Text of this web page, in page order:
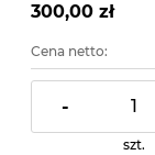
300,00 zł
Cena netto:
-
szt.